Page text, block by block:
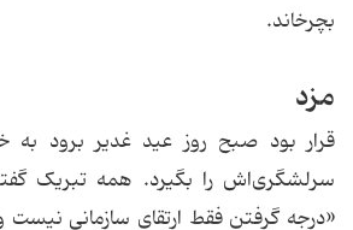
بچرخاند.
مزد
قرار بود صبح روز عید غدیر برود
سرلشگری‌اش را بگیرد. همه تبریک
«درجه گرفتن فقط ارتقای سازمانی نیست